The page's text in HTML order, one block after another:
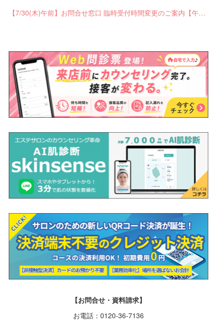
【7/30(木)午前】お問合せ窓口 臨時受付時間変更のご案内【午前の受付9：30～10:59】
【お問合せ・資料請求】
お電話：0120-36-7136